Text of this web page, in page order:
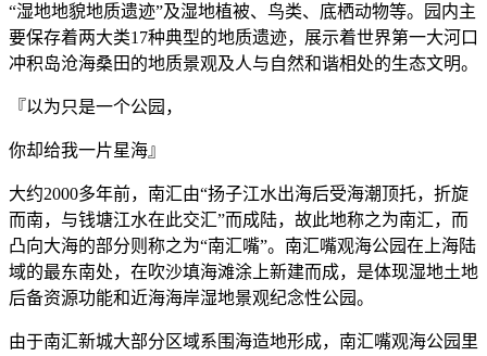
“湿地地貌地质遗迹”及湿地植被、鸟类、底栖动物等。园内主
要保存着两大类17种典型的地质遗迹，展示着世界第一大河口
冲积岛沧海桑田的地质景观及人与自然和谐相处的生态文明。
『以为只是一个公园，
你却给我一片星海』
大约2000多年前，南汇由“扬子江水出海后受海潮顶托，折旋
而南，与钱塘江水在此交汇”而成陆，故此地称之为南汇，而
凸向大海的部分则称之为“南汇嘴”。南汇嘴观海公园在上海陆
域的最东南处，在吹沙填海滩涂上新建而成，是体现湿地土地
后备资源功能和近海海岸湿地景观纪念性公园。
由于南汇新城大部分区域系围海造地形成，南汇嘴观海公园里